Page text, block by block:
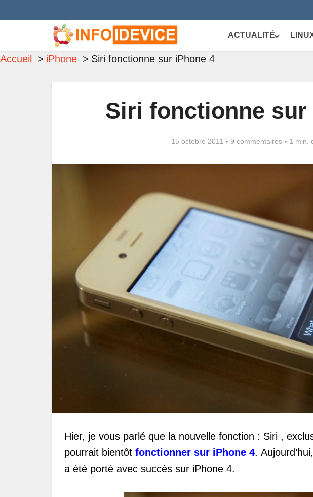
ACTUALITÉ
Accueil iPhone Siri fonctionne sur iPhone 4
Siri fonctionne sur
15 octobre 2011 9 commentaires 1 min.
Hier, je vous parlé que la nouvelle fonction : Siri ,
pourrait bientôt fonctionner sur iPhone 4.
a été porté avec succès sur iPhone 4.